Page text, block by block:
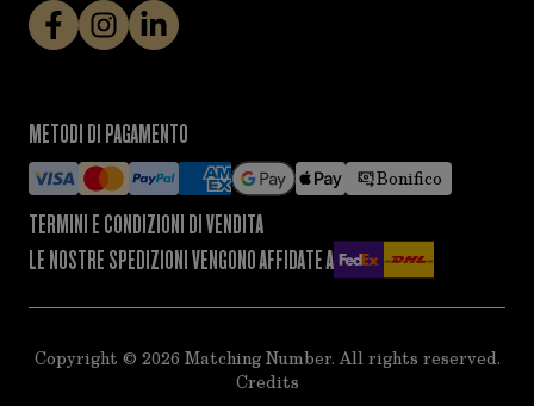
METODI DI PAGAMENTO
Bonifico
TERMINI E CONDIZIONI DI VENDITA
LE NOSTRE SPEDIZIONI VENGONO AFFIDATE A
Copyright © 2026 Matching Number. All rights reserved.
Credits